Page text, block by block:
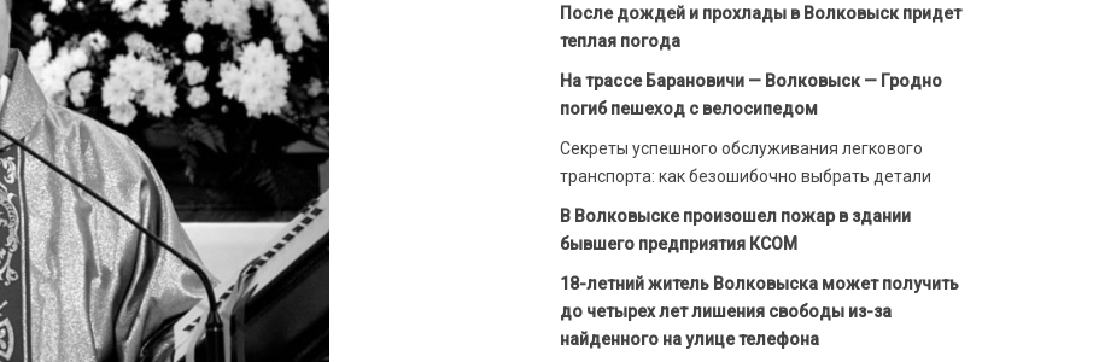
После дождей и прохлады в Волковыск придет
теплая погода
На трассе Барановичи — Волковыск — Гродно
погиб пешеход с велосипедом
Секреты успешного обслуживания легкового
транспорта: как безошибочно выбрать детали
В Волковыске произошел пожар в здании
бывшего предприятия КСОМ
18-летний житель Волковыска может получить
до четырех лет лишения свободы из-за
найденного на улице телефона